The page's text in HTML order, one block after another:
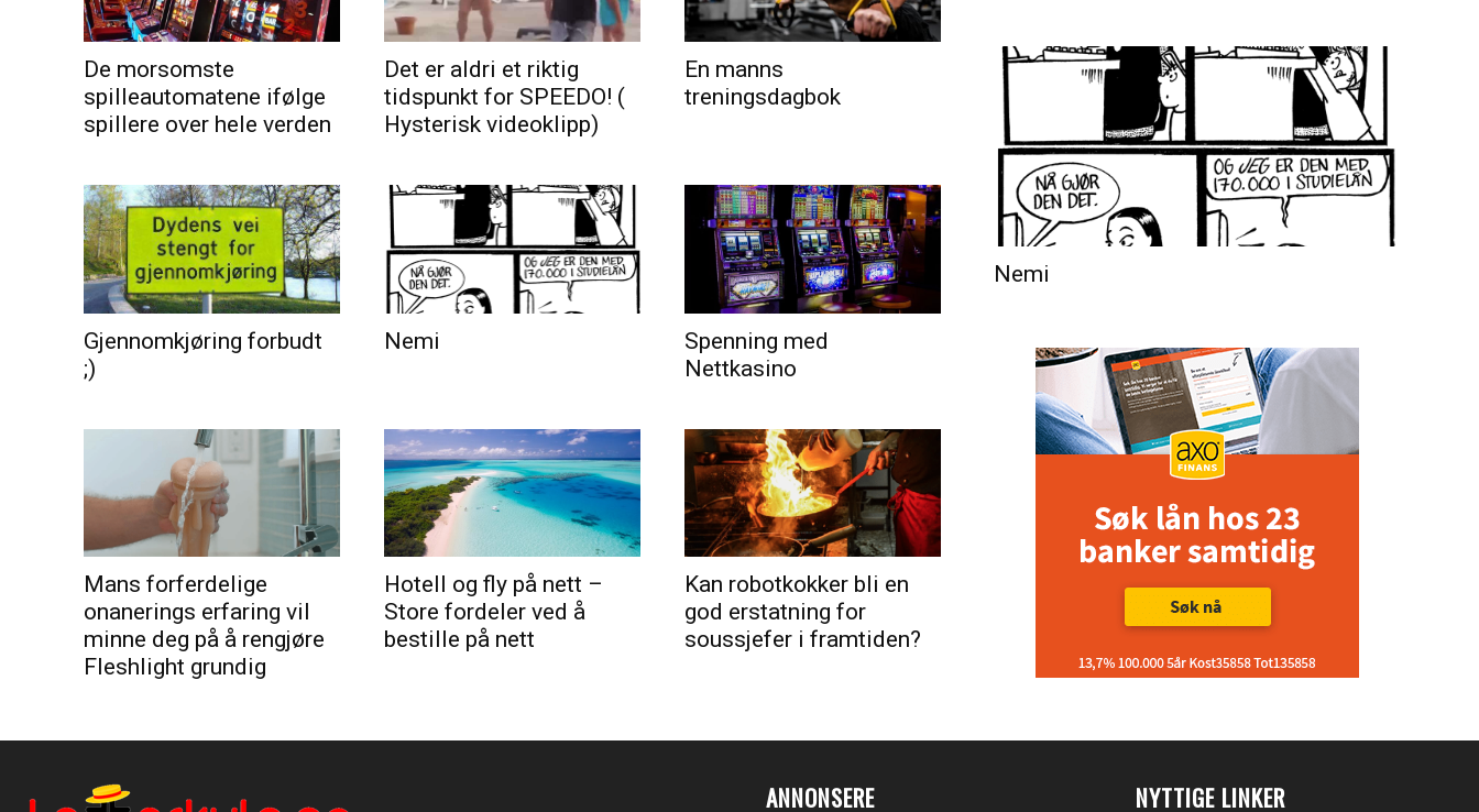
De morsomste
spilleautomatene ifølge
spillere over hele verden
Det er aldri et riktig
tidspunkt for SPEEDO! (
Hysterisk videoklipp)
En manns
treningsdagbok
Gjennomkjøring forbudt
;)
Nemi
Spenning med
Nettkasino
Mans forferdelige
onanerings erfaring vil
minne deg på å rengjøre
Fleshlight grundig
Hotell og fly på nett –
Store fordeler ved å
bestille på nett
Kan robotkokker bli en
god erstatning for
soussjefer i framtiden?
Nemi
ANNONSERE NYTTIGE LINKER